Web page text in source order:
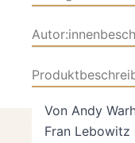
Von Andy
Fran Lebowitz